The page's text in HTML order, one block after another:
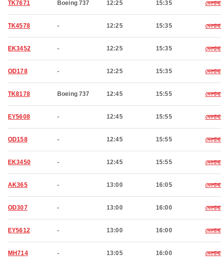
TK7671 Boeing 737 12:25 15:35
TK4578 - 12:25 15:35
EK3452 - 12:25 15:35
OD178 - 12:25 15:35
TK8178 Boeing 737 12:45 15:55
EY5608 - 12:45 15:55
OD158 - 12:45 15:55
EK3450 - 12:45 15:55
AK365 - 13:00 16:05
OD307 - 13:00 16:00
EY5612 - 13:00 16:00
MH714 - 13:05 16:00